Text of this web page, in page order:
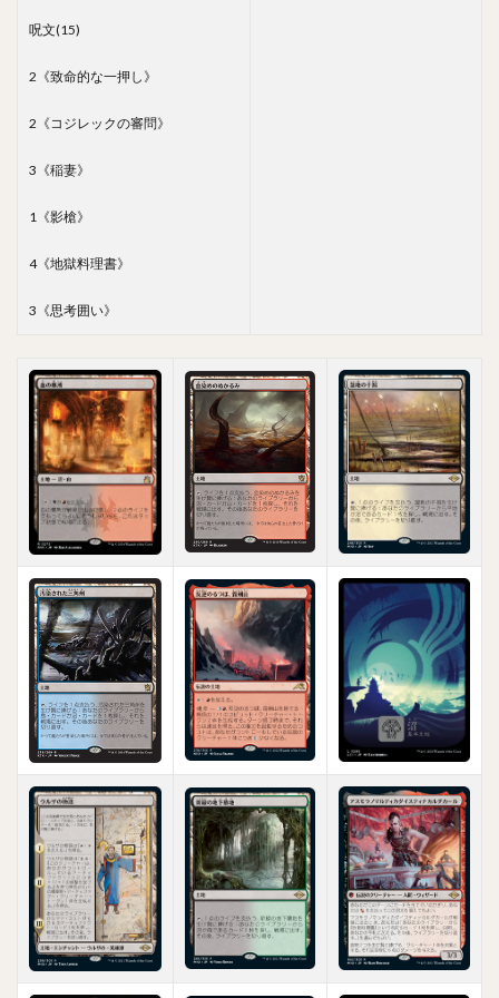
呪文(15)
2《致命的な一押し》
2《コジレックの審問》
3《稲妻》
1《影槍》
4《地獄料理書》
3《思考囲い》